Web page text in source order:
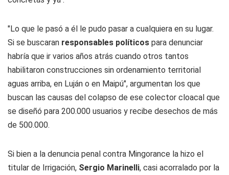
"Lo que le pasó a él le pudo pasar a cualquiera en su lugar.
Si se buscaran responsables políticos para denunciar
habría que ir varios años atrás cuando otros tantos
habilitaron construcciones sin ordenamiento territorial
aguas arriba, en Luján o en Maipú", argumentan los que
buscan las causas del colapso de ese colector cloacal que
se diseñó para 200.000 usuarios y recibe desechos de más
de 500.000.
Si bien a la denuncia penal contra Mingorance la hizo el
titular de Irrigación, Sergio Marinelli, casi acorralado por la